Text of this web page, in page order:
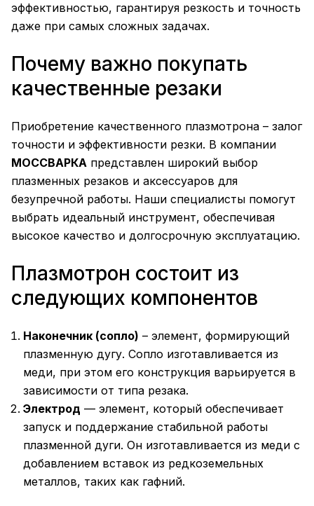
эффективностью, гарантируя резкость и точность
даже при самых сложных задачах.
Почему важно покупать
качественные резаки
Приобретение качественного плазмотрона – залог
точности и эффективности резки. В компании
МОССВАРКА представлен широкий выбор
плазменных резаков и аксессуаров для
безупречной работы. Наши специалисты помогут
выбрать идеальный инструмент, обеспечивая
высокое качество и долгосрочную эксплуатацию.
Плазмотрон состоит из
следующих компонентов
Наконечник (сопло) – элемент, формирующий
плазменную дугу. Сопло изготавливается из
меди, при этом его конструкция варьируется в
зависимости от типа резака.
Электрод — элемент, который обеспечивает
запуск и поддержание стабильной работы
плазменной дуги. Он изготавливается из меди с
добавлением вставок из редкоземельных
металлов, таких как гафний.